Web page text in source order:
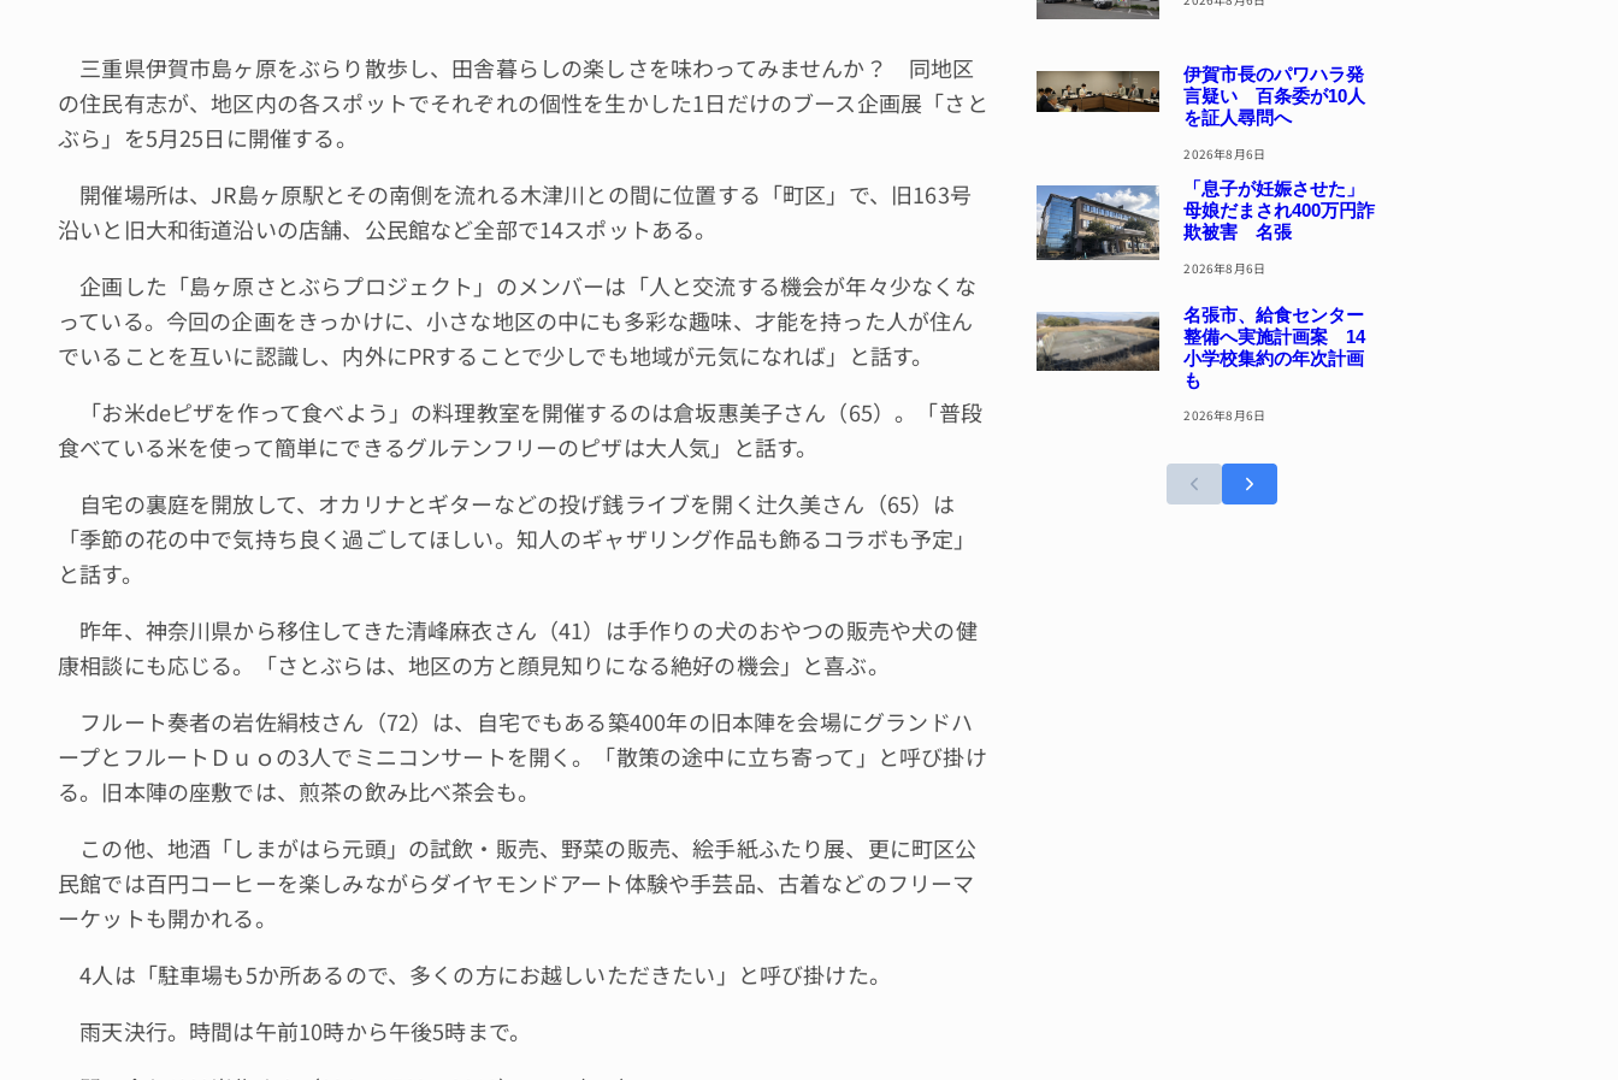
三重県伊賀市島ヶ原をぶらり散歩し、田舎暮らしの楽しさを味わってみませんか？ 同地区
の住民有志が、地区内の各スポットでそれぞれの個性を生かした1日だけのブース企画展「さと
ぶら」を5月25日に開催する。
開催場所は、JR島ヶ原駅とその南側を流れる木津川との間に位置する「町区」で、旧163号
沿いと旧大和街道沿いの店舗、公民館など全部で14スポットある。
企画した「島ヶ原さとぶらプロジェクト」のメンバーは「人と交流する機会が年々少なくな
っている。今回の企画をきっかけに、小さな地区の中にも多彩な趣味、才能を持った人が住ん
でいることを互いに認識し、内外にPRすることで少しでも地域が元気になれば」と話す。
「お米deピザを作って食べよう」の料理教室を開催するのは倉坂惠美子さん（65）。「普段
食べている米を使って簡単にできるグルテンフリーのピザは大人気」と話す。
自宅の裏庭を開放して、オカリナとギターなどの投げ銭ライブを開く辻久美さん（65）は
「季節の花の中で気持ち良く過ごしてほしい。知人のギャザリング作品も飾るコラボも予定」
と話す。
昨年、神奈川県から移住してきた清峰麻衣さん（41）は手作りの犬のおやつの販売や犬の健
康相談にも応じる。「さとぶらは、地区の方と顔見知りになる絶好の機会」と喜ぶ。
フルート奏者の岩佐絹枝さん（72）は、自宅でもある築400年の旧本陣を会場にグランドハ
ープとフルートＤｕｏの3人でミニコンサートを開く。「散策の途中に立ち寄って」と呼び掛け
る。旧本陣の座敷では、煎茶の飲み比べ茶会も。
この他、地酒「しまがはら元頭」の試飲・販売、野菜の販売、絵手紙ふたり展、更に町区公
民館では百円コーヒーを楽しみながらダイヤモンドアート体験や手芸品、古着などのフリーマ
ーケットも開かれる。
4人は「駐車場も5か所あるので、多くの方にお越しいただきたい」と呼び掛けた。
雨天決行。時間は午前10時から午後5時まで。
伊賀市長のパワハラ発
言疑い 百条委が10人
を証人尋問へ
2026年8月6日
「息子が妊娠させた」
母娘だまされ400万円詐
欺被害 名張
2026年8月6日
名張市、給食センター
整備へ実施計画案 14
小学校集約の年次計画
も
2026年8月6日